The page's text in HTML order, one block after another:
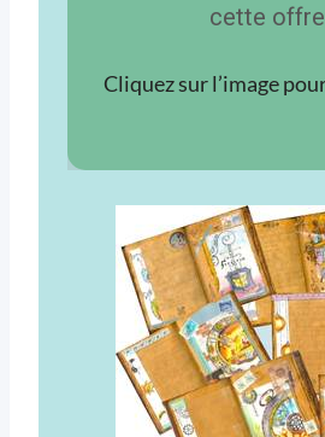
cette
Cliquez sur l’image